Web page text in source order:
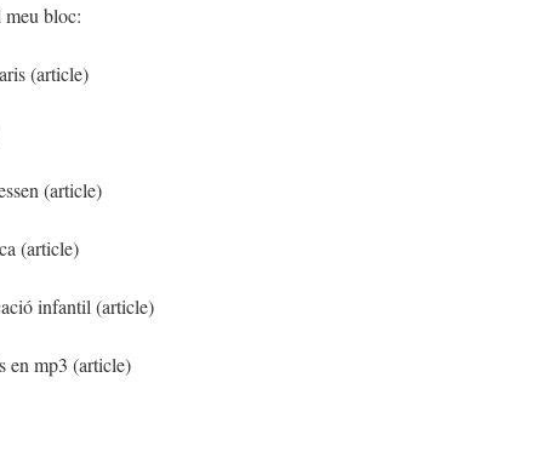
meu bloc:
(article)
(article)
(article)
infantil (article)
en mp3 (article)